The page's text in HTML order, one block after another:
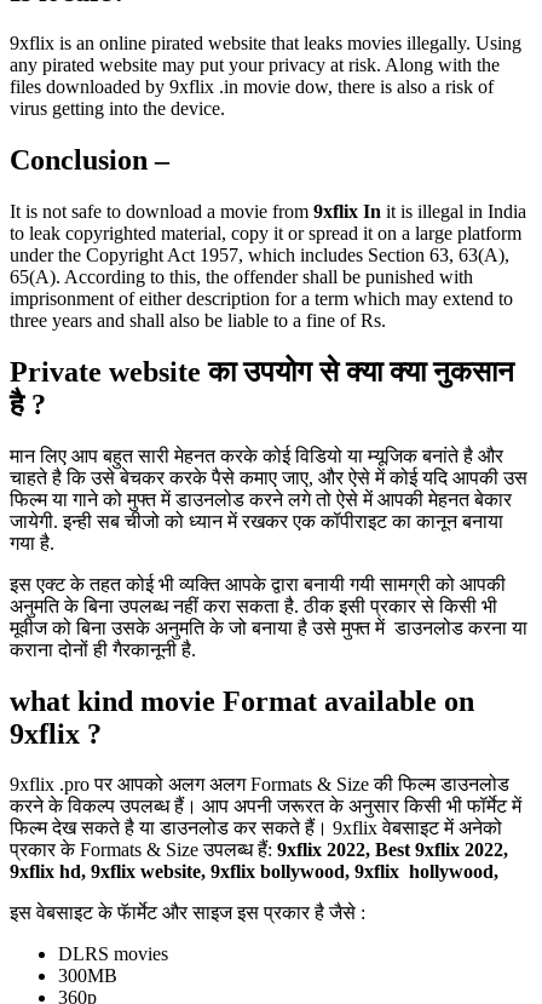
9xflix is an online pirated website that leaks movies illegally. Using
any pirated website may put your privacy at risk. Along with the
files downloaded by 9xflix .in movie dow, there is also a risk of
virus getting into the device.
Conclusion –
It is not safe to download a movie from 9xflix In it is illegal in India
to leak copyrighted material, copy it or spread it on a large platform
under the Copyright Act 1957, which includes Section 63, 63(A),
65(A). According to this, the offender shall be punished with
imprisonment of either description for a term which may extend to
three years and shall also be liable to a fine of Rs.
Private websiteका उपयोग से क्या क्या नुकसान
है ?
मान लिए आप बहुत सारी मेहनत करके कोई विडियो या म्यूजिक बनांते है और
चाहते है कि उसे बेचकर करके पैसे कमाए जाए, और ऐसे में कोई यदि आपकी उस
फिल्म या गाने को मुफ्त में डाउनलोड करने लगे तो ऐसे में आपकी मेहनत बेकार
जायेगी. इन्ही सब चीजो को ध्यान में रखकर एक कॉपीराइट का कानून बनाया
गया है.
इस एक्ट के तहत कोई भी व्यक्ति आपके द्वारा बनायी गयी सामग्री को आपकी
अनुमति के बिना उपलब्ध नहीं करा सकता है. ठीक इसी प्रकार से किसी भी
मूवीज को बिना उसके अनुमति के जो बनाया है उसे मुफ्त में डाउनलोड करना या
कराना दोनों ही गैरकानूनी है.
what kind movie Format available on
9xflix ?
9xflix .pro पर आपको अलग अलग Formats & Size की फिल्म डाउनलोड
करने के विकल्प उपलब्ध हैं। आप अपनी जरूरत के अनुसार किसी भी फॉर्मेट में
फिल्म देख सकते है या डाउनलोड कर सकते हैं। 9xflix वेबसाइट में अनेको
प्रकार के Formats & Size उपलब्ध हैं: 9xflix 2022, Best 9xflix 2022,
9xflix hd, 9xflix website, 9xflix bollywood, 9xflix hollywood,
इस वेबसाइट के फॅार्मेट और साइज इस प्रकार है जैसे :
DLRS movies
300MB
360p